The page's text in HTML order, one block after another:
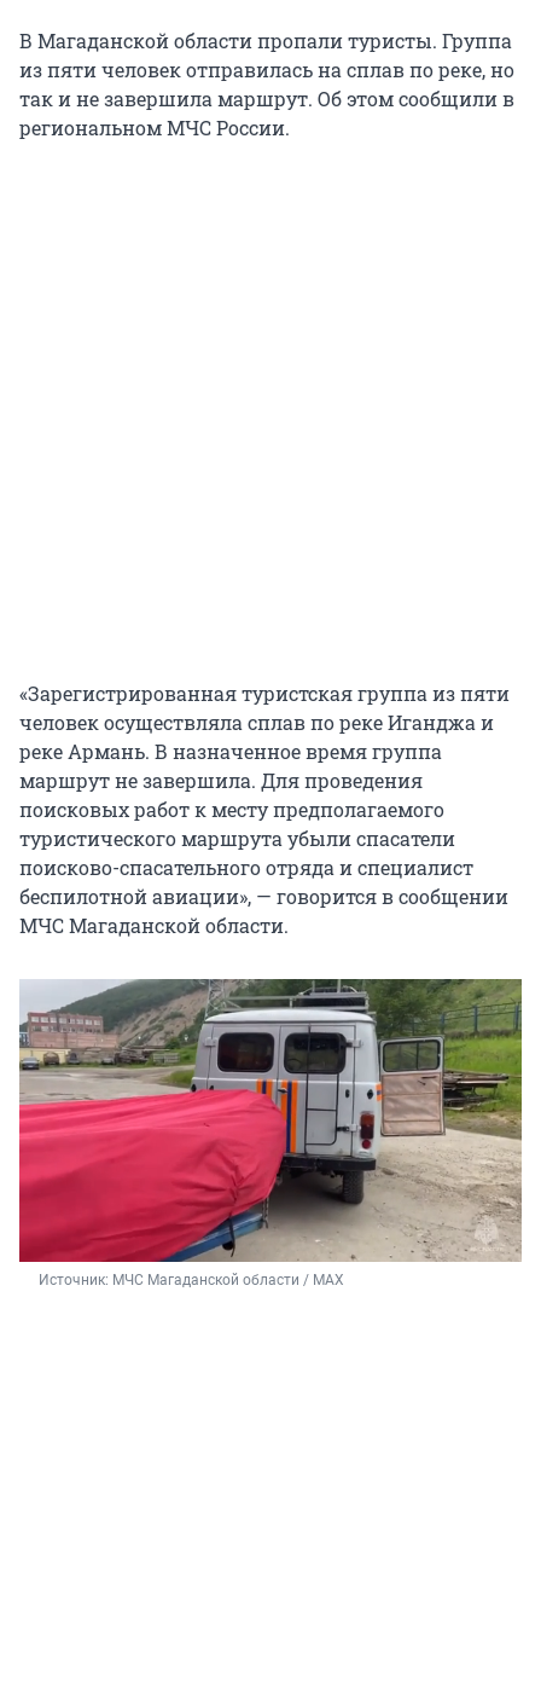
В Магаданской области пропали туристы. Группа
из пяти человек отправилась на сплав по реке, но
так и не завершила маршрут. Об этом сообщили в
региональном МЧС России.
«Зарегистрированная туристская группа из пяти
человек осуществляла сплав по реке Иганджа и
реке Армань. В назначенное время группа
маршрут не завершила. Для проведения
поисковых работ к месту предполагаемого
туристического маршрута убыли спасатели
поисково-спасательного отряда и специалист
беспилотной авиации», — говорится в сообщении
МЧС Магаданской области.
Источник: МЧС Магаданской области / МАХ